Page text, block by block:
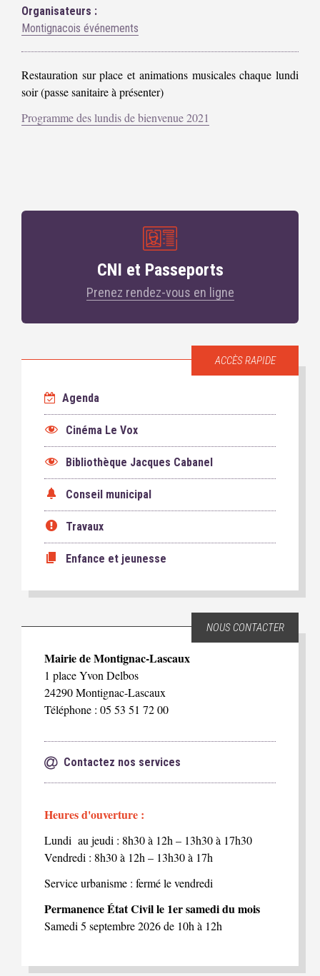
Organisateurs :
Montignacois événements
Restauration sur place et animations musicales chaque lundi
soir (passe sanitaire à présenter)
Programme des lundis de bienvenue 2021
CNI et Passeports
Prenez rendez-vous en ligne
ACCÈS RAPIDE
Agenda
Cinéma Le Vox
Bibliothèque Jacques Cabanel
Conseil municipal
Travaux
Enfance et jeunesse
NOUS CONTACTER
Mairie de Montignac-Lascaux
1 place Yvon Delbos
24290 Montignac-Lascaux
Téléphone : 05 53 51 72 00
Contactez nos services
Heures d'ouverture :
Lundi au jeudi : 8h30 à 12h – 13h30 à 17h30
Vendredi : 8h30 à 12h – 13h30 à 17h
Service urbanisme : fermé le vendredi
Permanence État Civil le 1er samedi du mois
Samedi 5 septembre 2026 de 10h à 12h